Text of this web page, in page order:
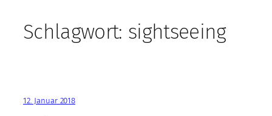
Schlagwort: sightseeing
12. Januar 2018